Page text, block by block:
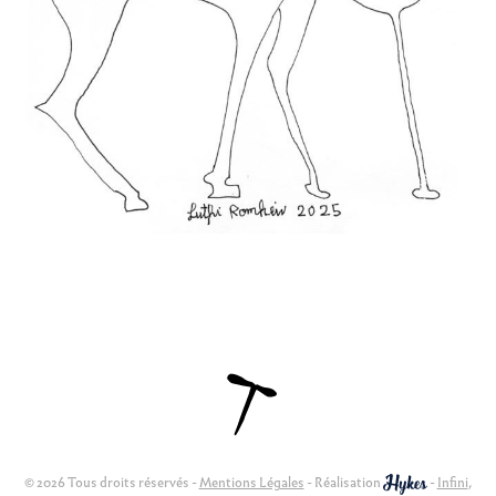
© 2026 Tous droits réservés -Mentions Légales - Réalisation - Infini,